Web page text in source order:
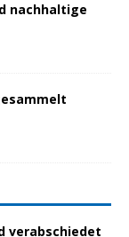
nachhaltige
verabschiedet